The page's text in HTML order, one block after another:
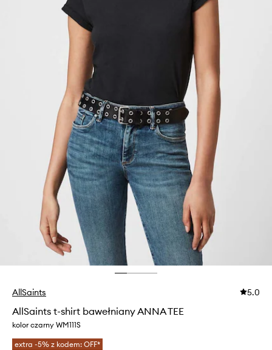
AllSaints 5.0
AllSaints t-shirt bawełniany ANNA TEE
kolor czarny WM111S
extra -5% z kodem: OFF*